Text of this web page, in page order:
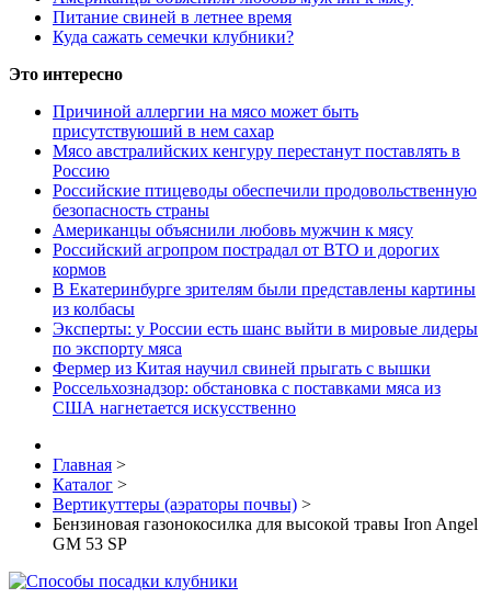
Питание свиней в летнее время
Куда сажать семечки клубники?
Это интересно
Причиной аллергии на мясо может быть
присутствуюший в нем сахар
Мясо австралийских кенгуру перестанут поставлять в
Россию
Российские птицеводы обеспечили продовольственную
безопасность страны
Американцы объяснили любовь мужчин к мясу
Российский агропром пострадал от ВТО и дорогих
кормов
В Екатеринбурге зрителям были представлены картины
из колбасы
Эксперты: у России есть шанс выйти в мировые лидеры
по экспорту мяса
Фермер из Китая научил свиней прыгать с вышки
Россельхознадзор: обстановка с поставками мяса из
США нагнетается искусственно
Главная >
Каталог >
Вертикуттеры (аэраторы почвы) >
Бензиновая газонокосилка для высокой травы Iron Angel
GM 53 SP